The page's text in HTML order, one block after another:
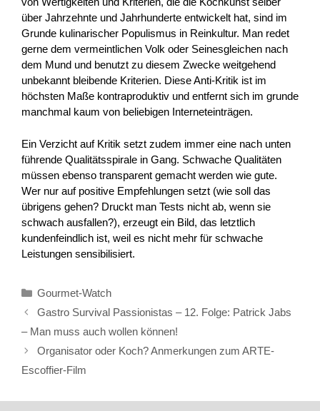
über Jahrzehnte und Jahrhunderte entwickelt hat, sind im
Grunde kulinarischer Populismus in Reinkultur. Man redet
gerne dem vermeintlichen Volk oder Seinesgleichen nach
dem Mund und benutzt zu diesem Zwecke weitgehend
unbekannt bleibende Kriterien. Diese Anti-Kritik ist im
höchsten Maße kontraproduktiv und entfernt sich im grunde
manchmal kaum von beliebigen Interneteinträgen.
Ein Verzicht auf Kritik setzt zudem immer eine nach unten
führende Qualitätsspirale in Gang. Schwache Qualitäten
müssen ebenso transparent gemacht werden wie gute.
Wer nur auf positive Empfehlungen setzt (wie soll das
übrigens gehen? Druckt man Tests nicht ab, wenn sie
schwach ausfallen?), erzeugt ein Bild, das letztlich
kundenfeindlich ist, weil es nicht mehr für schwache
Leistungen sensibilisiert.
Kategorien
Gourmet-Watch
Gastro Survival Passionistas – 12. Folge: Patrick Jabs
– Man muss auch wollen können!
Organisator oder Koch? Anmerkungen zum ARTE-
Escoffier-Film